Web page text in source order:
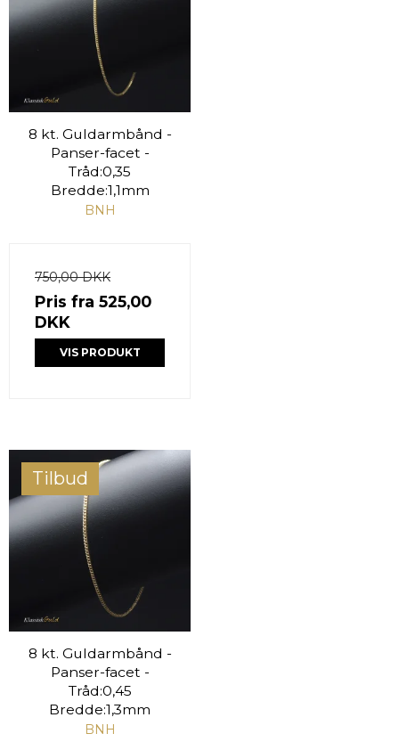
8 kt. Guldarmbånd -
Panser-facet -
Tråd:0,35
Bredde:1,1mm
BNH
750,00 DKK
Pris fra 525,00
DKK
VIS PRODUKT
Tilbud
8 kt. Guldarmbånd -
Panser-facet -
Tråd:0,45
Bredde:1,3mm
BNH